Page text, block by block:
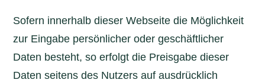
Sofern innerhalb dieser Webseite die Möglichkeit
zur Eingabe persönlicher oder geschäftlicher
Daten besteht, so erfolgt die Preisgabe dieser
Daten seitens des Nutzers auf ausdrücklich